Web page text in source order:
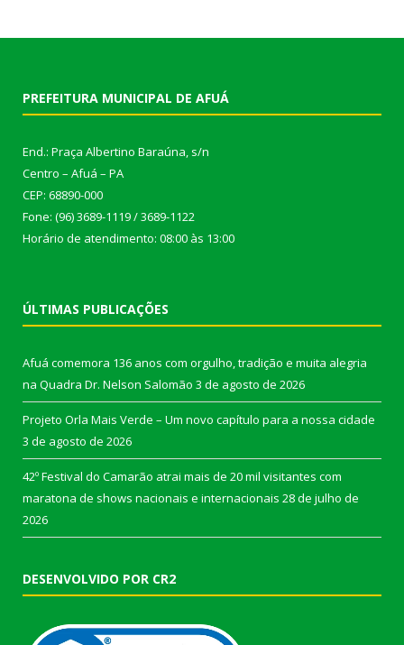
PREFEITURA MUNICIPAL DE AFUÁ
End.: Praça Albertino Baraúna, s/n
Centro – Afuá – PA
CEP: 68890-000
Fone: (96) 3689-1119 / 3689-1122
Horário de atendimento: 08:00 às 13:00
ÚLTIMAS PUBLICAÇÕES
Afuá comemora 136 anos com orgulho, tradição e muita alegria
na Quadra Dr. Nelson Salomão 3 de agosto de 2026
Projeto Orla Mais Verde – Um novo capítulo para a nossa cidade
3 de agosto de 2026
42º Festival do Camarão atrai mais de 20 mil visitantes com
maratona de shows nacionais e internacionais 28 de julho de
2026
DESENVOLVIDO POR CR2